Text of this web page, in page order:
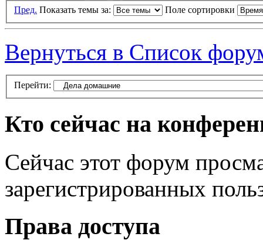
Пред. Показать темы за: Поле сортировки
Вернуться в Список
Перейти:
Кто сейчас на
Сейчас этот форум
зарегистрированных
Права доступа